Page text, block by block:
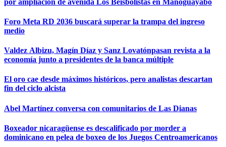
Foro Meta RD 2036 buscará superar la trampa del ingreso
medio
Valdez Albizu, Magín Díaz y Sanz Lovatónpasan revista a la
economía junto a presidentes de la banca múltiple
El oro cae desde máximos históricos, pero analistas descartan
fin del ciclo alcista
Abel Martínez conversa con comunitarios de Las Dianas
Boxeador nicaragüense es descalificado por morder a
dominicano en pelea de boxeo de los Juegos Centroamericanos